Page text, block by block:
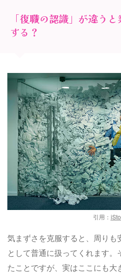
「復職の認識」が違う
する？
引用：
気まずさを克服すると、周りも
として普通に扱ってくれます
たことですが、実はここにも大